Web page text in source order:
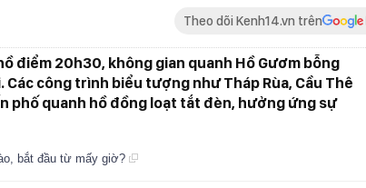
Theo dõi Kenh14.vn trên
điểm 20h30, không gian quanh Hồ Gươm bỗng
Các công trình biểu tượng như Tháp Rùa, Cầu Thê
phố quanh hồ đồng loạt tắt đèn, hưởng ứng sự
bắt đầu từ mấy giờ?